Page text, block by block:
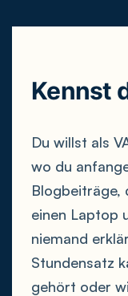
Kennst
Du willst als
wo du
Blogbeiträge,
einen Laptop
niemand
Stundensatz
gehört oder